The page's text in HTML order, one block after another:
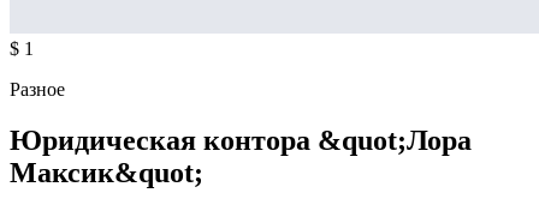
$ 1
Разное
Юридическая контора &quot;Лора
Максик&quot;